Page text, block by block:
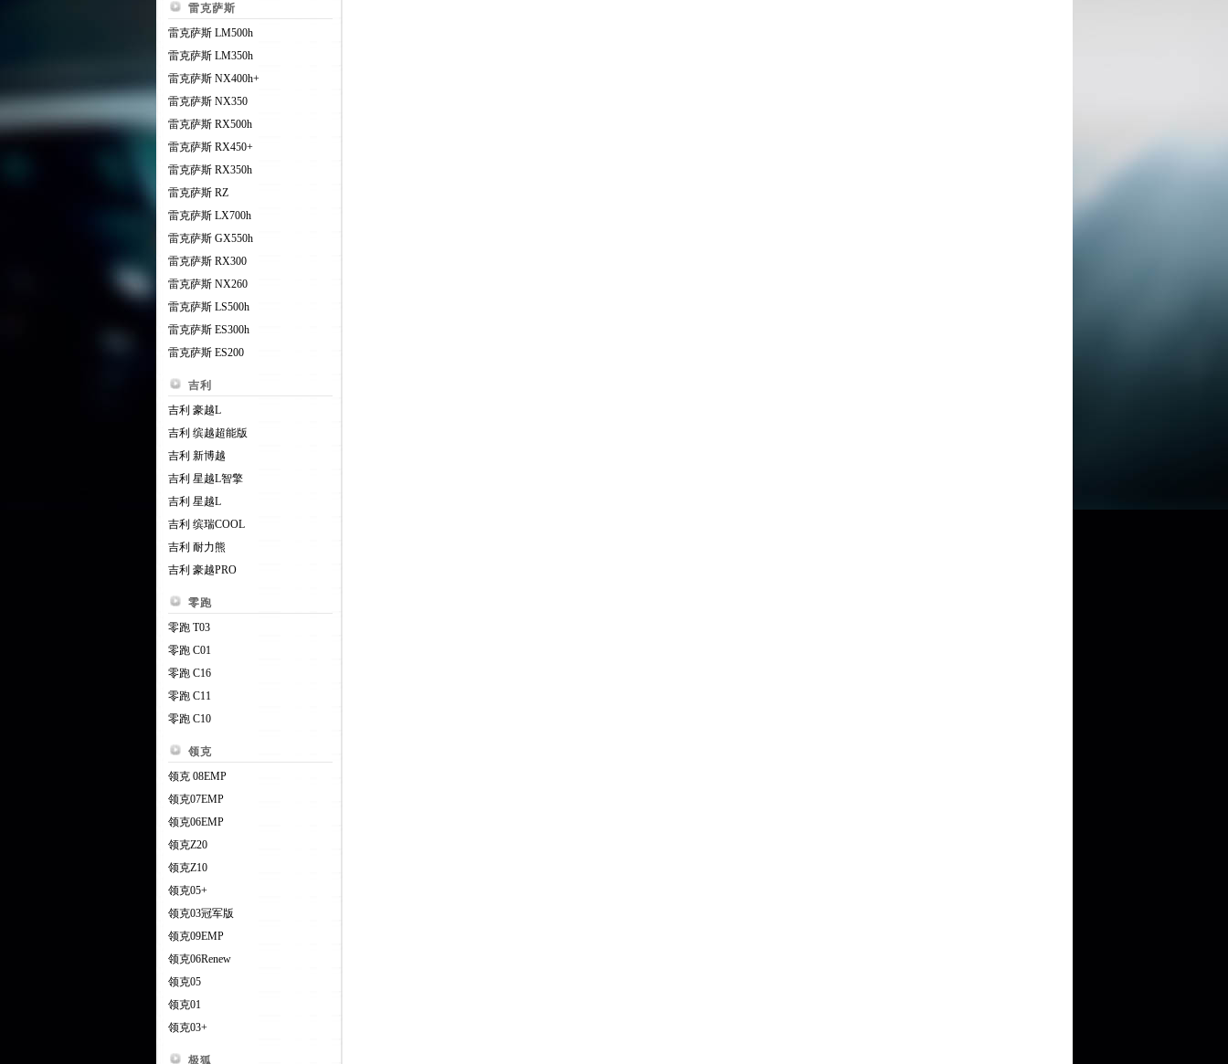
雷克萨斯
雷克萨斯 LM500h
雷克萨斯 LM350h
雷克萨斯 NX400h+
雷克萨斯 NX350
雷克萨斯 RX500h
雷克萨斯 RX450+
雷克萨斯 RX350h
雷克萨斯 RZ
雷克萨斯 LX700h
雷克萨斯 GX550h
雷克萨斯 RX300
雷克萨斯 NX260
雷克萨斯 LS500h
雷克萨斯 ES300h
雷克萨斯 ES200
吉利
吉利 豪越L
吉利 缤越超能版
吉利 新博越
吉利 星越L智擎
吉利 星越L
吉利 缤瑞COOL
吉利 耐力熊
吉利 豪越PRO
零跑
零跑 T03
零跑 C01
零跑 C16
零跑 C11
零跑 C10
领克
领克 08EMP
领克07EMP
领克06EMP
领克Z20
领克Z10
领克05+
领克03冠军版
领克09EMP
领克06Renew
领克05
领克01
领克03+
极狐